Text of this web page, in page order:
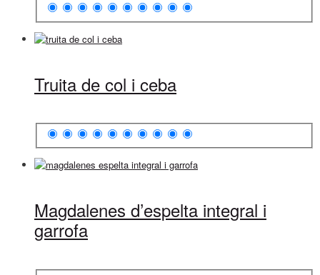
Truita de col i ceba
Magdalenes d’espelta integral i
garrofa